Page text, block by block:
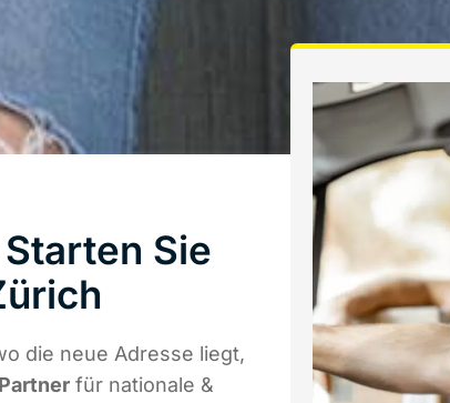
Sie
die neue Adresse liegt,
für nationale &